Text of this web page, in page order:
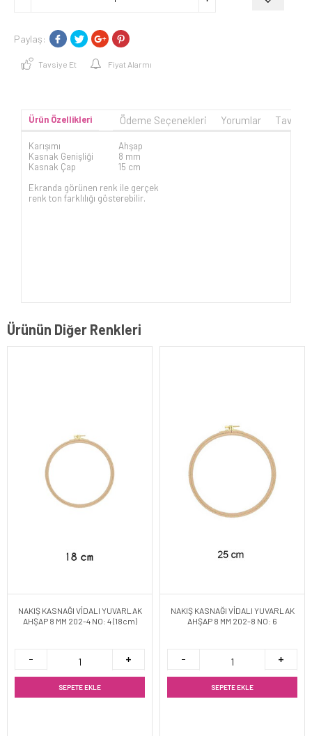
Paylaş:
Tavsiye Et Fiyat Alarmı
Ürün Özellikleri Ödeme Seçenekleri Yorumlar
Karışımı
Ahşap
Kasnak Genişliği
8 mm
Kasnak Çap
15 cm
Ekranda görünen renk ile gerçek
renk ton farklılığı gösterebilir.
Ürünün Diğer Renkleri
NAKIŞ KASNAĞI VİDALI YUVARLAK
AHŞAP 8 MM 202-4 NO: 4 (18cm)
SEPETE EKLE
NAKIŞ KASNAĞI VİDALI YUVARLAK
AHŞAP 8 MM 202-8 NO: 6
SEPETE EKLE